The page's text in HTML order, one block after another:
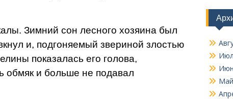
Зимний сон лесного хозяина был
и, подгоняемый зве­риной злостью
показалась его голова,
обмяк и больше не подавал